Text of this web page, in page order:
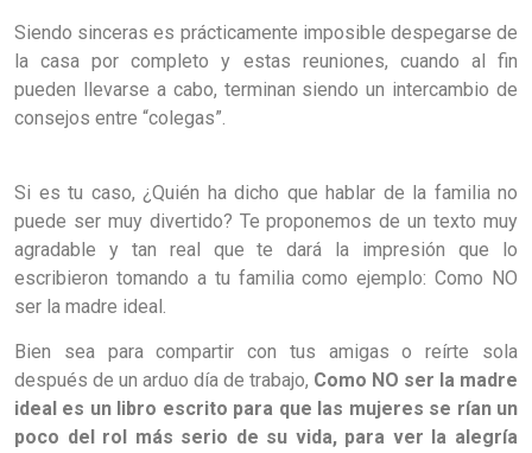
Siendo sinceras es prácticamente imposible despegarse de
la casa por completo y estas reuniones, cuando al fin
pueden llevarse a cabo, terminan siendo un intercambio de
consejos entre “colegas”.
Si es tu caso, ¿Quién ha dicho que hablar de la familia no
puede ser muy divertido? Te proponemos de un texto muy
agradable y tan real que te dará la impresión que lo
escribieron tomando a tu familia como ejemplo: Como NO
ser la madre ideal.
Bien sea para compartir con tus amigas o reírte sola
después de un arduo día de trabajo, Como NO ser la madre
ideal es un libro escrito para que las mujeres se rían un
poco del rol más serio de su vida, para ver la alegría